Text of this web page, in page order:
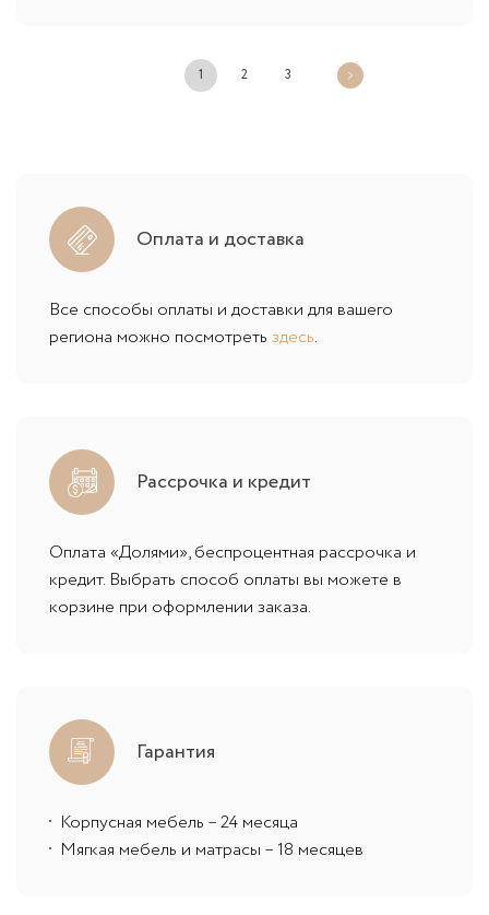
1 2 3
Оплата и доставка
Все способы оплаты и доставки для вашего
региона можно посмотреть здесь.
Рассрочка и кредит
Оплата «Долями», беспроцентная рассрочка и
кредит. Выбрать способ оплаты вы можете в
корзине при оформлении заказа.
Гарантия
Корпусная мебель – 24 месяца
Мягкая мебель и матрасы – 18 месяцев